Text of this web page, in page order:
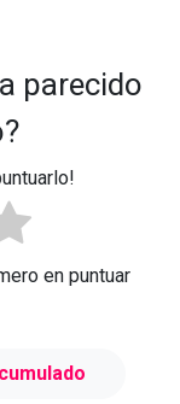
parecido
en puntuar